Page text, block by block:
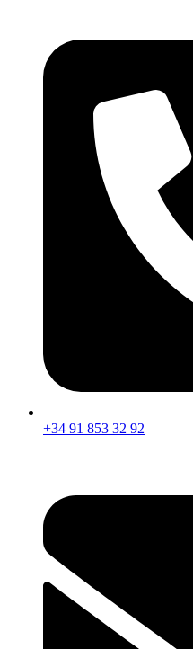
contenido
+34 91 853 32 92